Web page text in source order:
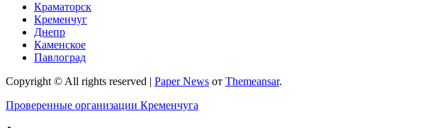
Краматорск
Кременчуг
Днепр
Каменское
Павлоград
Copyright © All rights reserved | Paper News от Themeansar.
Проверенные организации Кременчуга